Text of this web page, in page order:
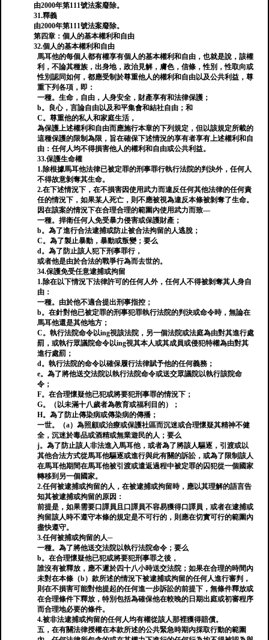
由2000年第111號法案廢除。
31.釋義
由2000年第111號法案廢除。
第四章：個人的基本權利和自由
32.個人的基本權利和自由
馬耳他的每個人都有權享有個人的基本權利和自由，也就是說，該權
利，不論其種族，出身地，政治見解，膚色，信條，性別，性取向或
性別認同如何，都應受制於尊重他人的權利和自由以及公共利益，尊
重下列各項，即：
一種。生命，自由，人身安全，財產享有和法律保護；
b。良心，言論自由以及和平集會和結社自由；和
C。尊重他的私人和家庭生活，
為保護上述權利和自由而應施行本章的下列規定，但以該規定所載的
這種保護的限制為限，旨在確保下述情況的享有者享有上述權利和自
由：任何人均不得損害他人的權利和自由或公共利益。
33.保護生命權
1.除根據馬耳他法律已被定罪的刑事罪行執行法院的判決外，任何人
不得故意剝奪其生命。
2.在下述情況下，在不損害因使用武力而違反任何其他法律的任何責
任的情況下，如果某人死亡，則不應被視為違反本條被剝奪了生命。
因在該案的情況下在合理合理的範圍內使用武力而致—
一種。捍衛任何人免受暴力侵害或保護財產；
b。為了進行合法逮捕或防止被合法拘留的人逃脫；
C。為了製止暴動，暴動或叛變；要么
d。為了防止該人犯下刑事罪行，
或者他是由於合法的戰爭行為而去世的。
34.保護免受任意逮捕或拘留
1.除在以下情況下法律許可的任何人外，任何人不得被剝奪其人身自
由：
一種。由於他不適合提出刑事指控；
b。在針對他已被定罪的刑事犯罪執行法院的判決或命令時，無論在
馬耳他還是其他地方；
C。執行法院命令以ing視該法院，另一個法院或法庭為由對其進行處
罰，或執行眾議院命令以ing視其本人或其成員或侵犯特權為由對其
進行處罰；
d。執行法院的命令以確保履行法律賦予他的任何義務；
e。為了將他送交法院以執行法院命令或送交眾議院以執行該院命
令；
F。在合理懷疑他已犯或將要犯刑事罪的情況下；
G。（以未滿十八歲者為教育或福利目的）；
H。為了防止傳染病或傳染病的傳播；
一世。（a）為照顧或治療或保護社區而沉迷或合理懷疑其精神不健
全，沉迷於毒品或酒精或無業遊民的人；要么
j。為了防止該人非法進入馬耳他，或者為了將該人驅逐，引渡或以
其他合法方式從馬耳他驅逐或進行與此有關的訴訟，或為了限制該人
在馬耳他期間在馬耳他被引渡或遣返過程中被定罪的囚犯從一個國家
轉移到另一個國家。
2.任何被逮捕或拘留的人，在被逮捕或拘留時，應以其理解的語言告
知其被逮捕或拘留的原因：
前提是，如果需要口譯員且口譯員不容易獲得口譯員，或者在逮捕或
拘留該人時不遵守本條的規定是不可行的，則應在切實可行的範圍內
盡快遵守。
3.任何被捕或拘留的人─
一種。為了將他送交法院以執行法院命令；要么
b。在合理懷疑他已犯或將要犯刑事罪之後，
誰沒有被釋放，應不遲於四十八小時送交法院；如果在合理的時間內
未對在本條（b）款所述的情況下被逮捕或拘留的任何人進行審判，
則在不損害可能對他提起的任何進一步訴訟的前提下，無條件釋放或
在合理條件下釋放，特別包括為確保他在較晚的日期出庭或初審程序
而合理地必要的條件。
4.被非法逮捕或拘留的任何人均有權從該人那裡獲得賠償。
五，在有關法律授權在本款所述的公共緊急時期內採取行動的範圍